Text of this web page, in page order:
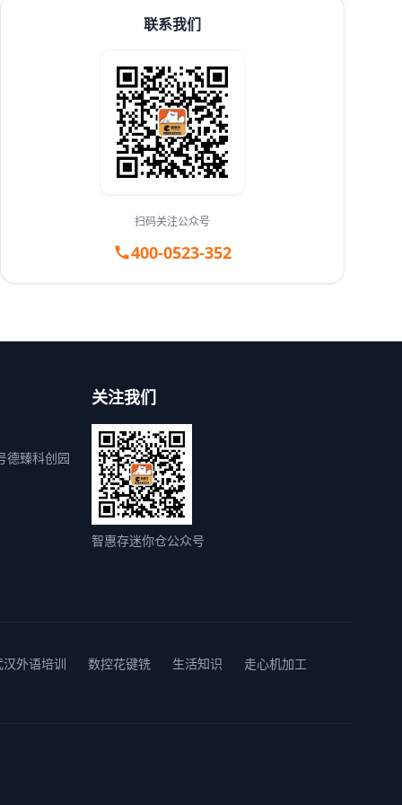
联系我们
扫码关注公众号
400-0523-352
德臻科创园
关注我们
智惠存迷你仓公众号
汉外语培训 数控花键铣 生活知识 走心机加工